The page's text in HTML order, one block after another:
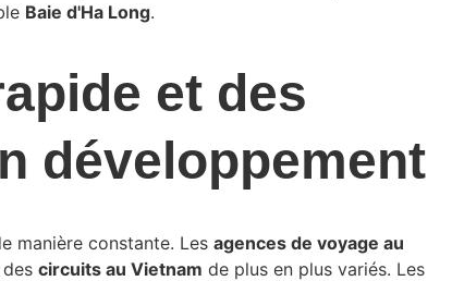
Baie d'Ha Long.
et des
développement
manière constante. Les agences de voyage au
circuits au Vietnam de plus en plus variés. Les